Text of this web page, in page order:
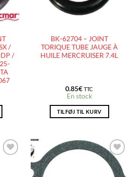
/
/
BK-62704 – JOINT
TORIQUE TUBE JAUGE À
HUILE MERCRUISER 7.4L
0.85€ TTC
En stock
TILFØJ TIL KURV
AJOUTER